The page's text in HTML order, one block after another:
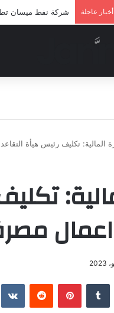
أخبار عاجلة شركة نفط ميسان تطلق
المالية: تكليف رئيس هيأة
بينتيريست